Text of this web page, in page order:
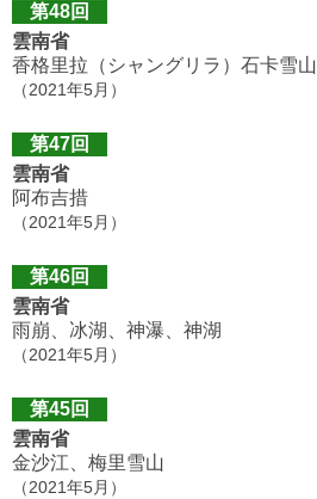
第48回
雲南省
香格里拉（シャングリラ）石卡雪山
（2021年5月）
第47回
雲南省
阿布吉措
（2021年5月）
第46回
雲南省
雨崩、冰湖、神瀑、神湖
（2021年5月）
第45回
雲南省
金沙江、梅里雪山
（2021年5月）